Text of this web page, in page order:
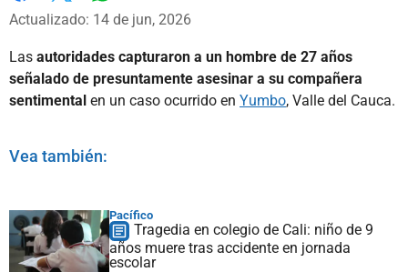
Facebook
X
Actualizado: 14 de jun, 2026
Las autoridades capturaron a un hombre de 27 años
señalado de presuntamente asesinar a su compañera
sentimental en un caso ocurrido en Yumbo, Valle del Cauca.
Vea también:
Pacífico
Tragedia en colegio de Cali: niño de 9
años muere tras accidente en jornada
escolar